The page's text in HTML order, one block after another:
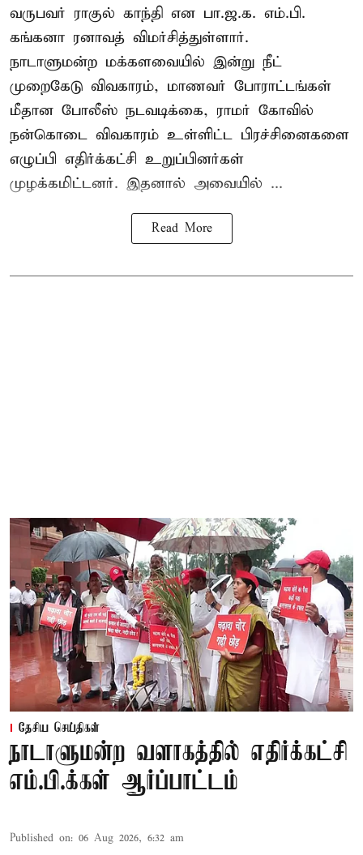
வருபவர் ராகுல் காந்தி என பா.ஜ.க. எம்.பி.
கங்கனா ரனாவத் விமர்சித்துள்ளார்.
நாடாளுமன்ற மக்களவையில் இன்று நீட்
முறைகேடு விவகாரம், மாணவர் போராட்டங்கள்
மீதான போலீஸ் நடவடிக்கை, ராமர் கோவில்
நன்கொடை விவகாரம் உள்ளிட்ட பிரச்சினைகளை
எழுப்பி எதிர்க்கட்சி உறுப்பினர்கள்
முழக்கமிட்டனர். இதனால் அவையில் ...
Read More
தேசிய செய்திகள்
நாடாளுமன்ற வளாகத்தில் எதிர்க்கட்சி
எம்.பி.க்கள் ஆர்ப்பாட்டம்
Published on: 06 Aug 2026, 6:32 am